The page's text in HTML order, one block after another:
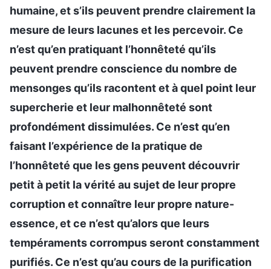
humaine, et s’ils peuvent prendre clairement la
mesure de leurs lacunes et les percevoir. Ce
n’est qu’en pratiquant l’honnêteté qu’ils
peuvent prendre conscience du nombre de
mensonges qu’ils racontent et à quel point leur
supercherie et leur malhonnêteté sont
profondément dissimulées. Ce n’est qu’en
faisant l’expérience de la pratique de
l’honnêteté que les gens peuvent découvrir
petit à petit la vérité au sujet de leur propre
corruption et connaître leur propre nature-
essence, et ce n’est qu’alors que leurs
tempéraments corrompus seront constamment
purifiés. Ce n’est qu’au cours de la purification